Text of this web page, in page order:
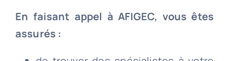
En faisant appel à AFIGEC, vous êtes
assurés :